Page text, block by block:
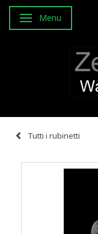
Attiva/disattiva
Menu
Tutti i rubinetti